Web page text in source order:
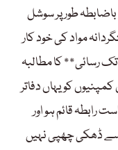
طور پر سوشل
مواد کی خود کار
رسائی** کا مطالبہ
کو یہاں دفاتر
رابطہ قائم ہو اور
ڈھکی چھپی نہیں